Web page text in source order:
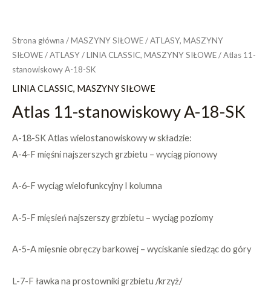
Strona główna /MASZYNY SIŁOWE/ATLASY, MASZYNY
SIŁOWE/ATLASY/LINIA CLASSIC, MASZYNY SIŁOWE/ Atlas 11-
stanowiskowy A-18-SK
LINIA CLASSIC, MASZYNY SIŁOWE
Atlas 11-stanowiskowy A-18-SK
A-18-SK Atlas wielostanowiskowy w składzie:
A-4-F mięśni najszerszych grzbietu – wyciąg pionowy
A-6-F wyciąg wielofunkcyjny I kolumna
A-5-F mięsień najszerszy grzbietu – wyciąg poziomy
A-5-A mięsnie obręczy barkowej – wyciskanie siedząc do góry
L-7-F ławka na prostowniki grzbietu /krzyż/